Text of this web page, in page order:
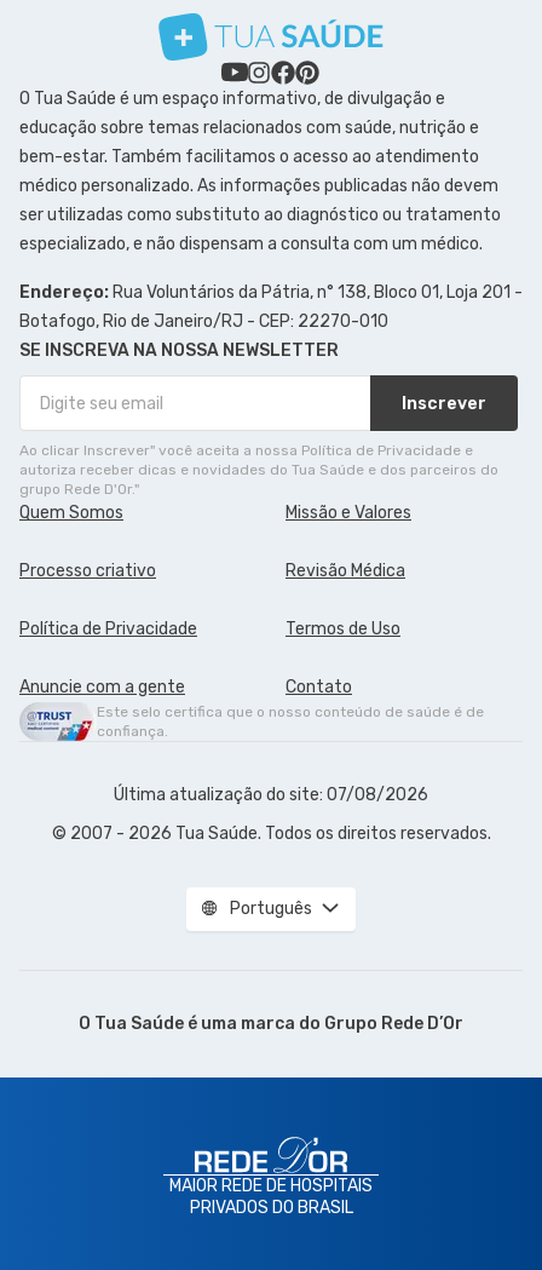
O Tua Saúde é um espaço informativo, de divulgação e
educação sobre temas relacionados com saúde, nutrição e
bem-estar. Também facilitamos o acesso ao atendimento
médico personalizado. As informações publicadas não devem
ser utilizadas como substituto ao diagnóstico ou tratamento
especializado, e não dispensam a consulta com um médico.
Endereço: Rua Voluntários da Pátria, n° 138, Bloco 01, Loja 201 -
Botafogo, Rio de Janeiro/RJ - CEP: 22270-010
SE INSCREVA NA NOSSA NEWSLETTER
Inscrever
Ao clicar Inscrever" você aceita a nossa Política de Privacidade e
autoriza receber dicas e novidades do Tua Saúde e dos parceiros do
grupo Rede D'Or."
Quem Somos Missão e Valores
Processo criativo Revisão Médica
Política de Privacidade Termos de Uso
Anuncie com a gente Contato
Este selo certifica que o nosso conteúdo de saúde é de
confiança.
Última atualização do site: 07/08/2026
© 2007 - 2026 Tua Saúde. Todos os direitos reservados.
Português
O Tua Saúde é uma marca do Grupo Rede D’Or
MAIOR REDE DE HOSPITAIS
PRIVADOS DO BRASIL